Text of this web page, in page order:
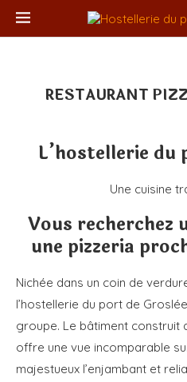
RESTAURANT
L’hostellerie du
Une cuisine
Vous recherchez
une pizzeria
Nichée dans un coin de
l’hostellerie du port de
groupe. Le bâtiment construit
offre une vue incomparable
majestueux l’enjambant et